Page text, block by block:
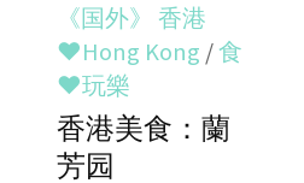
《国外》 香港
♥Hong Kong /食
♥玩樂
香港美食：蘭
芳园